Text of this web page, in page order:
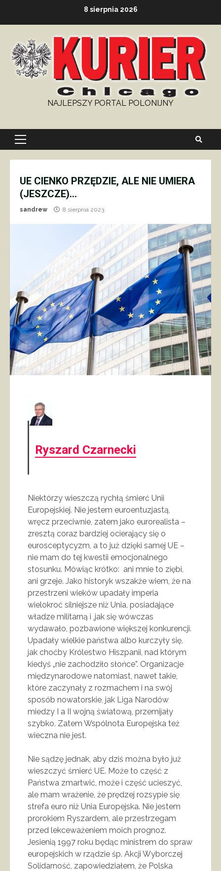
8 sierpnia 2026
NAJLEPSZY PORTAL POLONIJNY
Primary
UE CIENKO PRZĘDZIE, ALE NIE UMIERA
(JESZCZE)…
sandrew 8 sierpnia 2023
Ryszard Czarnecki
Niektórzy wieszczą rychłą śmierć Unii
Europejskiej. Nie jestem euroentuzjastą,
wręcz przeciwnie, zatem jako eurorealista –
zresztą coraz bardziej ocierający się o
eurosceptycyzm, a to już dzięki samej UE –
nie mam do tej kwestii emocjonalnego
stosunku. Mówiąc krótko: ani mnie to ziębi,
ani grzeje. Jako historyk wszakże wiem, że na
przestrzeni wieków upadały imperia
wielokroć silniejsze niż Unia, posiadające
władze militarną i ,jak się wówczas
wydawało, pozbawione większej konkurencji.
Upadały wielkie państwa albo kurczyły się,
jak choćby Królestwo Hiszpanii, nad którym
kiedyś „nie zachodziło słońce”. Organizacje
międzynarodowe natomiast, nawet takie,
które zaczynały z rozmachem i na swój
sposób nowatorskie, jak Liga Narodów
miedzy I a II wojną światową, przemijały
szybko. Zatem Wspólnota Europejska też
wieczna nie jest.
Nie sądzę jednak, aby dziś można było już
wieszczyć śmierć UE. Może to część z
Państwa zmartwić, może i część ucieszyć,
ale mam wrażenie, że prędzej rozsypie się
strefa euro niż Unia Europejska. Nie jestem
prorokiem Ryszardem, ale przestrzegam
przed lekceważeniem moich prognoz.
Jesienią 1997 roku będąc ministrem do spraw
europejskich w rządzie śp. Akcji Wyborczej
Solidarność, zapowiedziałem, że Polska